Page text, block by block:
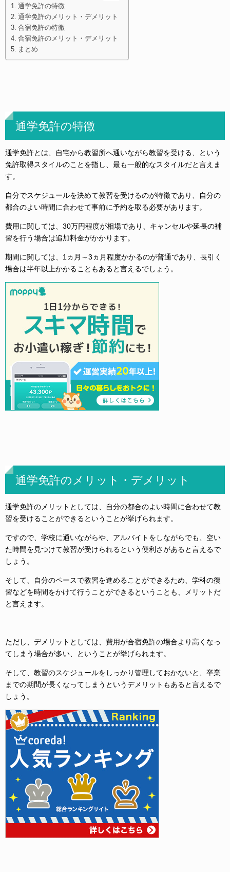
通学免許の特徴
通学免許のメリット・デメリット
合宿免許の特徴
合宿免許のメリット・デメリット
まとめ
通学免許の特徴
通学免許とは、自宅から教習所へ通いながら教習を受ける、という
免許取得スタイルのことを指し、最も一般的なスタイルだと言えま
す。
自分でスケジュールを決めて教習を受けるのが特徴であり、自分の
都合のよい時間に合わせて事前に予約を取る必要があります。
費用に関しては、30万円程度が相場であり、キャンセルや延長の補
習を行う場合は追加料金がかかります。
期間に関しては、1ヵ月～3ヵ月程度かかるのが普通であり、長引く
場合は半年以上かかることもあると言えるでしょう。
通学免許のメリット・デメリット
通学免許のメリットとしては、自分の都合のよい時間に合わせて教
習を受けることができるということが挙げられます。
ですので、学校に通いながらや、アルバイトをしながらでも、空い
た時間を見つけて教習が受けられるという便利さがあると言えるで
しょう。
そして、自分のペースで教習を進めることができるため、学科の復
習などを時間をかけて行うことができるということも、メリットだ
と言えます。
ただし、デメリットとしては、費用が合宿免許の場合より高くなっ
てしまう場合が多い、ということが挙げられます。
そして、教習のスケジュールをしっかり管理しておかないと、卒業
までの期間が長くなってしまうというデメリットもあると言えるで
しょう。